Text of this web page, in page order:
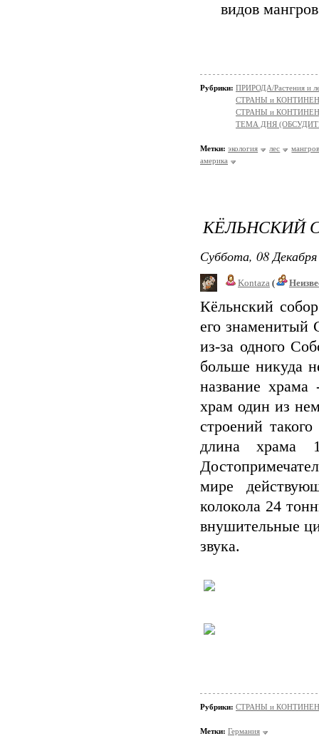
видов
Рубрики: ПРИРОДА/Растения и
СТРАНЫ и
СТРАНЫ и
ТЕМА ДНЯ
Метки: экология лес
америка
КЁЛЬНСКИЙ
Суббота, 08
Kontaza (
Кёльнский
его знаменитый
из-за одного
больше никуда
название
храм один из
строений
длина
мире
колокола 24
внушительные
звука.
Рубрики: СТРАНЫ и
Метки: Германия